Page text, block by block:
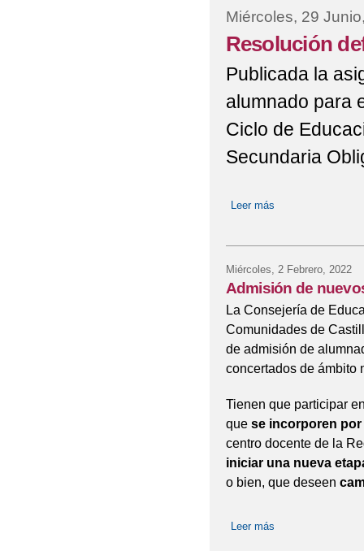
Miércoles, 29
Resolución
Publicada la
alumnado para
Ciclo de
Secundaria
Leer más
Miércoles, 2 Febrero, 2022
Admisión de
La Consejería de
Comunidades de
de admisión de
concertados de ámbito
Tienen que participar
que se incorporen por
centro docente de la
iniciar una nueva
o bien, que deseen
Leer más